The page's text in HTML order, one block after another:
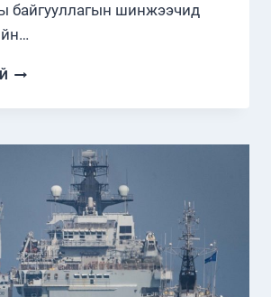
байгууллагын шинжээчид
ДЭЛХИЙН
ЗАСГИЙН
СААРЧ